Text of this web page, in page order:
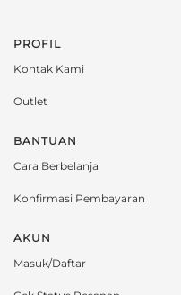
PROFIL
Kontak Kami
Outlet
BANTUAN
Cara Berbelanja
Konfirmasi Pembayaran
AKUN
Masuk/Daftar